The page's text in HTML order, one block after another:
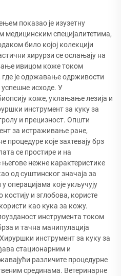
показао је изузетну
медицинским специјалитетима,
било којој колекцији
хирурзи се ослањају на
ивицом коже током
је одржавање одрживости
исходе. У
коже, уклањање лезија и
инструмент за куку за
и прецизност. Општи
за истраживање ране,
које захтевају брз
се простире и на
његове нежне карактеристике
од суштинског значаја за
операцијама које укључују
и зглобова, користе
као кука за кожу.
инструмента током
и тачна манипулација
инструмент за куку за
стационарним и
различите процедурне
срединама. Ветеринарне